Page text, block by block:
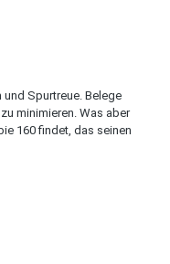
Spurtreue. Belege
minimieren. Was aber
160 findet, das seinen